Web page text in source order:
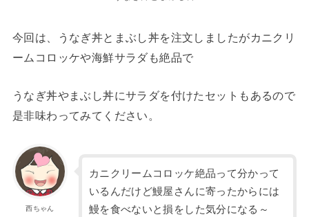
今回は、うなぎ丼とまぶし丼を注文しましたがカニクリ
ームコロッケや海鮮サラダも絶品で
うなぎ丼やまぶし丼にサラダを付けたセットもあるので
是非味わってみてください。
西ちゃん
カニクリームコロッケ絶品って分かって
いるんだけど鰻屋さんに寄ったからには
鰻を食べないと損をした気分になる～